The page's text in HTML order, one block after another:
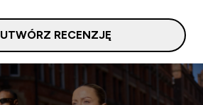
UTWÓRZ RECENZJĘ